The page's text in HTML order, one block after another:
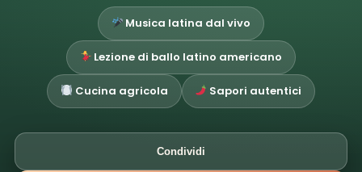
Musica latina dal vivo
Lezione di ballo latino americano
Cucina agricola Sapori autentici
Condividi